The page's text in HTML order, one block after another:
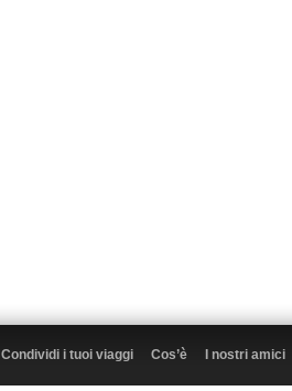
Condividi i tuoi viaggi Cos’è I nostri amici